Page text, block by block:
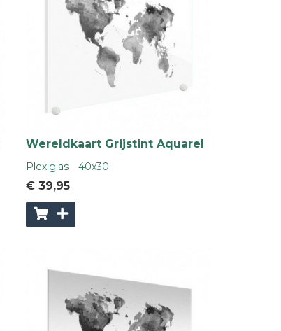
Wereldkaart Grijstint Aquarel
Plexiglas - 40x30
€ 39,95